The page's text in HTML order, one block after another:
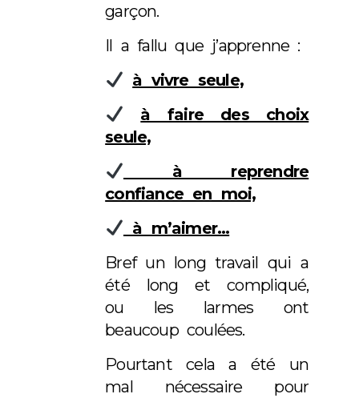
garçon.
Il a fallu que j’apprenne :
à vivre seule,
à faire des choix
seule,
à reprendre
confiance en moi,
à m’aimer…
Bref un long travail qui a
été long et compliqué,
ou les larmes ont
beaucoup coulées.
Pourtant cela a été un
mal nécessaire pour